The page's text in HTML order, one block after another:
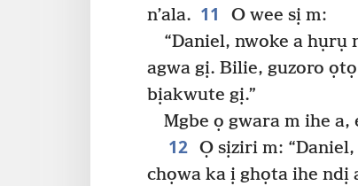
n’ala. 11
O wee sị m:
“Daniel, nwoke a hụrụ
agwa gị. Bilie, guzoro ọtọ
bịakwute gị.”
Mgbe ọ gwara m ihe
12 Ọ sịziri m:
chọwa ka ị ghọta ihe ndị